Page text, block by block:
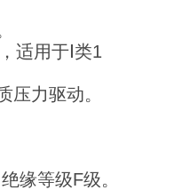
适用于Ⅰ类1
力驱动。
缘等级F级。